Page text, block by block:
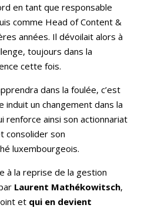
en tant que responsable
comme Head of Content &
années. Il dévoilait alors à
toujours dans la
cette fois.
dans la foulée, c’est
induit un changement dans la
renforce ainsi son actionnariat
consolider son
luxembourgeois.
à la reprise de la gestion
Laurent Mathékowitsch,
et qui en devient